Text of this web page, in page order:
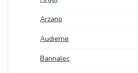
Arzano
Audierne
Bannalec